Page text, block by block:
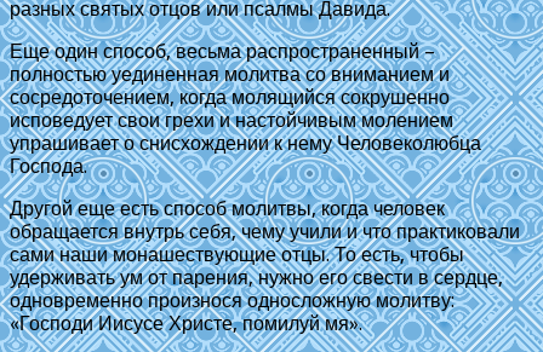
разных святых отцов или псалмы Давида.
Еще один способ, весьма распространенный –
полностью уединенная молитва со вниманием и
сосредоточением, когда молящийся сокрушенно
исповедует свои грехи и настойчивым молением
упрашивает о снисхождении к нему Человеколюбца
Господа.
Другой еще есть способ молитвы, когда человек
обращается внутрь себя, чему учили и что практиковали
сами наши монашествующие отцы. То есть, чтобы
удерживать ум от парения, нужно его свести в сердце,
одновременно произнося односложную молитву:
«Господи Иисусе Христе, помилуй мя».